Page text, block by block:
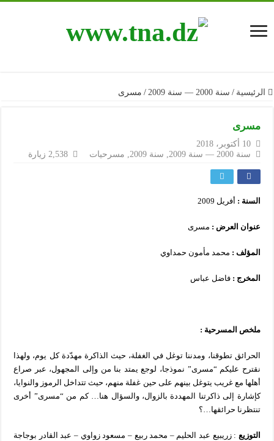
الرئيسية / سنة 2000 — سنة 2009 / مسرى
مسرى
10 أكتوبر، 2018
سنة 2000 — سنة 2009
, سنة 2009 , مسرحيات 2,538 زيارة
السنة : أفريل 2009
عنوان العرض : مسرى
المؤلف : محمد مأمون حمداوي
المخرج : فاضل عباس
ملخص المسرحية :
الحرائق تطوقنا، ومدننا توغل في الغفلة، حيث الذاكرة مهدّدة كل يوم، ولهذا
نقترح عليكم “مسرى” نموذجا، لوجع يمتد بنا من وإلى المجهول، عبر صراع
أهلها مع غريب يتوغل بينهم على حين غفلة منهم، حيث تتداخل الرموز والنوايا،
كإشارة إلى ذاكرتنا المهددة بالزوال، والسؤال هنا… كم من “مسرى” أخرى
تنتظرنا حرائقها…؟
التوزيع : زريبيع عبد الحليم – محمد ربيع – مسعود زواوي – عبد القادر بوجاجة